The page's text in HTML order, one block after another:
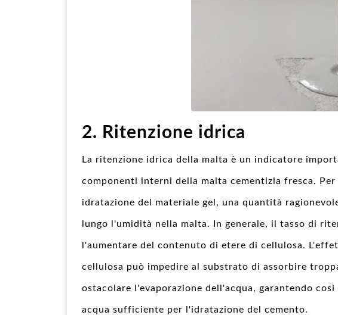
2. Ritenzione idrica
La ritenzione idrica della malta è un indicatore
componenti interni della malta cementizia fresca.
idratazione del materiale gel, una quantità
lungo l'umidità nella malta. In generale, il tasso di
l'aumentare del contenuto di etere di cellulosa.
cellulosa può impedire al substrato di assorbire
ostacolare l'evaporazione dell'acqua, garantendo
acqua sufficiente per l'idratazione del cemento.